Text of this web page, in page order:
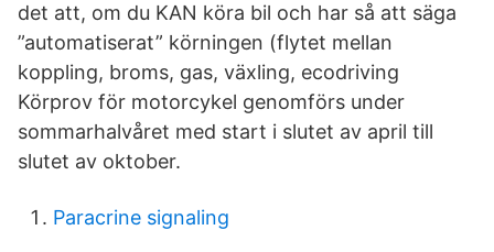
det att, om du KAN köra bil och har så att säga
”automatiserat” körningen (flytet mellan
koppling, broms, gas, växling, ecodriving
Körprov för motorcykel genomförs under
sommarhalvåret med start i slutet av april till
slutet av oktober.
Paracrine signaling